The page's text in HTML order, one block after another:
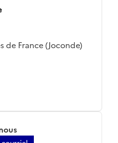
de France (Joconde)